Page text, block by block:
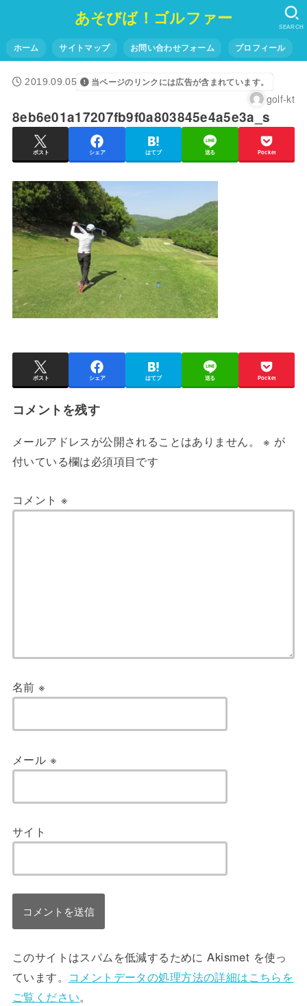
あそびば！ゴルファー
ホーム サイトマップ お問い合わせフォーム プロフィール
SEARCH
2019.09.05 当ページのリンクには広告が含まれています。
golf-kt
8eb6e01a17207fb9f0a803845e4a5e3a_s
ポスト シェア はてブ 送る Pocket
ポスト シェア はてブ 送る Pocket
コメントを残す
メールアドレスが公開されることはありません。 ※ が
付いている欄は必須項目です
コメント ※
名前※
メール ※
サイト
このサイトはスパムを低減するために Akismet を使っ
ています。 コメントデータの処理方法の詳細はこちらを
ご覧ください。